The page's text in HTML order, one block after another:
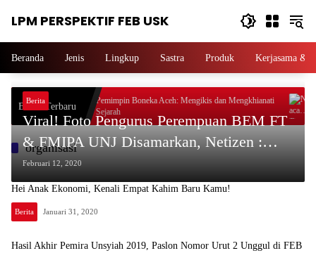
LPM PERSPEKTIF FEB USK
Beranda Jenis Lingkup Sastra Produk Kerjasama &
Berita Terbaru
Pemimpin Boneka Aceh: Mengikis dan Mengkhianati
Sejarah
organisasi
Berita
Viral! Foto Pengurus Perempuan BEM FT
& FMIPA UNJ Disamarkan, Netizen :
Diskriminasi Patriarki?
Februari 12, 2020
Hei Anak Ekonomi, Kenali Empat Kahim Baru Kamu!
Berita Januari 31, 2020
Hasil Akhir Pemira Unsyiah 2019, Paslon Nomor Urut 2 Unggul di FEB